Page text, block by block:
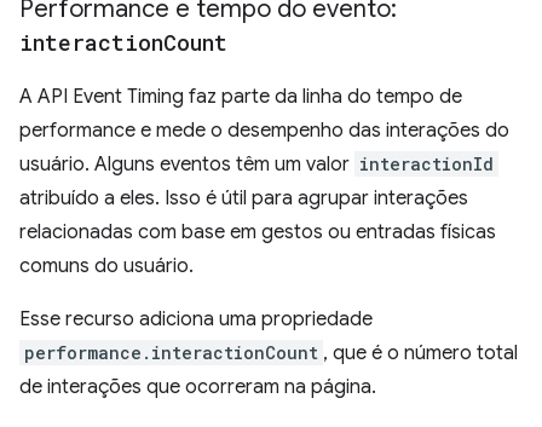
Performance e tempo do evento:
interactionCount
A API Event Timing faz parte da linha do tempo de
performance e mede o desempenho das interações do
usuário. Alguns eventos têm um valor interactionId
atribuído a eles. Isso é útil para agrupar interações
relacionadas com base em gestos ou entradas físicas
comuns do usuário.
Esse recurso adiciona uma propriedade
performance.interactionCount , que é o número total
de interações que ocorreram na página.